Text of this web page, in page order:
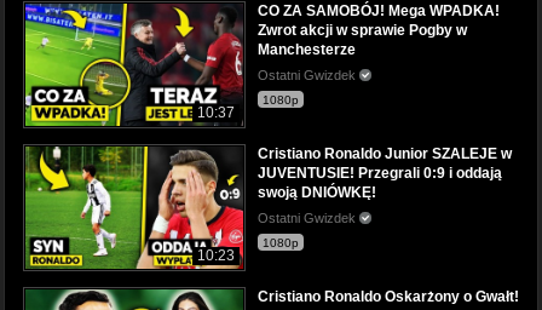
10:37
CO ZA SAMOBÓJ! Mega WPADKA!
Zwrot akcji w sprawie Pogby w
Manchesterze
Ostatni Gwizdek
1080p
10:23
Cristiano Ronaldo Junior SZALEJE w
JUVENTUSIE! Przegrali 0:9 i oddają
swoją DNIÓWKĘ!
Ostatni Gwizdek
1080p
Cristiano Ronaldo Oskarżony o Gwałt!